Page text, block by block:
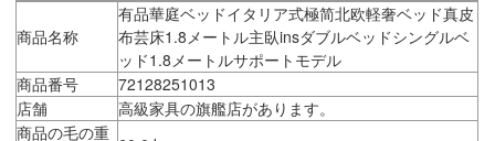
商品名称
有品華庭ベッドイタリア式極简北欧軽奢ベッド真皮
布芸床1.8メートル主臥insダブルベッドシングルベ
ッド1.8メートルサポートモデル
商品番号
72128251013
店舗
高級家具の旗艦店があります。
商品の毛の重